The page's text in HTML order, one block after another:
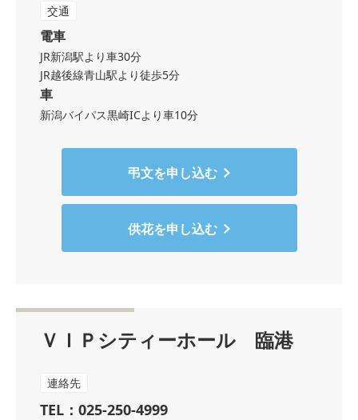
交通
電車
JR新潟駅より車30分
JR越後線青山駅より徒歩5分
車
新潟バイパス黒崎ICより車10分
弔文を申し込む
供花を申し込む
ＶＩＰシティーホール 臨港
連絡先
TEL：025-250-4999